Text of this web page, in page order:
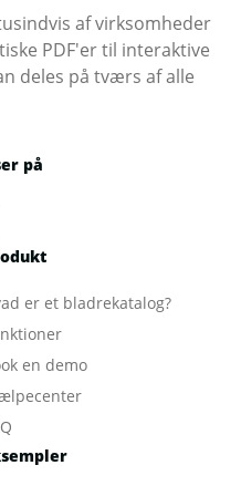
af virksomheder
PDF'er til interaktive
deles på tværs af alle
på
er et bladrekatalog?
en demo